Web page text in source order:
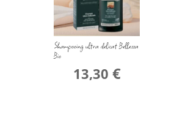
Shampooing ultra delicat Bellezza
Bio
13,30 €